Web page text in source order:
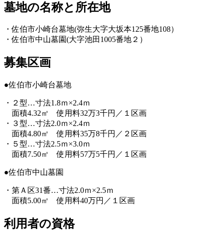
墓地の名称と所在地
・佐伯市小崎台墓地(弥生大字大坂本125番地108）
・佐伯市中山墓園(大字池田1005番地２）
募集区画
●佐伯市小崎台墓地
・２型…寸法1.8ｍ×2.4ｍ
面積4.32㎡ 使用料32万3千円／１区画
・３型…寸法2.0ｍ×2.4ｍ
面積4.80㎡ 使用料35万8千円／２区画
・５型…寸法2.5ｍ×3.0ｍ
面積7.50㎡ 使用料57万5千円／１区画
●佐伯市中山墓園
・第Ａ区31番…寸法2.0ｍ×2.5ｍ
面積5.00㎡ 使用料40万円／１区画
利用者の資格